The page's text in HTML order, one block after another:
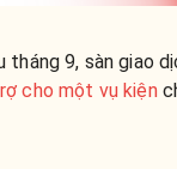
tháng 9, sàn giao
cho một vụ kiện